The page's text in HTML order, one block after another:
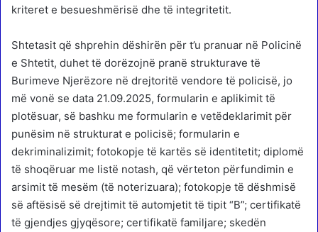
kriteret e besueshmërisë dhe të integritetit.
Shtetasit që shprehin dëshirën për t’u pranuar në Policinë
e Shtetit, duhet të dorëzojnë pranë strukturave të
Burimeve Njerëzore në drejtoritë vendore të policisë, jo
më vonë se data 21.09.2025, formularin e aplikimit të
plotësuar, së bashku me formularin e vetëdeklarimit për
punësim në strukturat e policisë; formularin e
dekriminalizimit; fotokopje të kartës së identitetit; diplomë
të shoqëruar me listë notash, që vërteton përfundimin e
arsimit të mesëm (të noterizuara); fotokopje të dëshmisë
së aftësisë së drejtimit të automjetit të tipit “B”; certifikatë
të gjendjes gjyqësore; certifikatë familjare; skedën